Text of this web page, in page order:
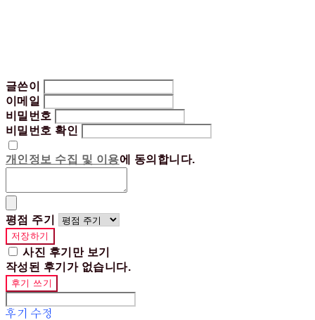
글쓴이
이메일
비밀번호
비밀번호 확인
개인정보 수집 및 이용에 동의합니다.
평점 주기
저장하기
사진 후기만 보기
작성된 후기가 없습니다.
후기 쓰기
후기 수정